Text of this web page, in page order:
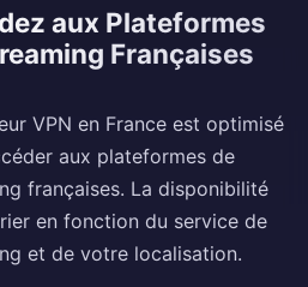
aux Plateformes
Françaises
VPN en France est optimisé
aux plateformes de
françaises. La disponibilité
en fonction du service de
et de votre localisation.